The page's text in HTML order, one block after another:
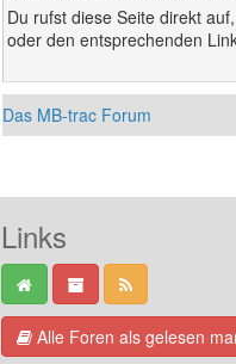
Du rufst diese Seite direkt
oder den entsprechenden
Das MB-trac Forum
Links
Alle Foren als gelesen